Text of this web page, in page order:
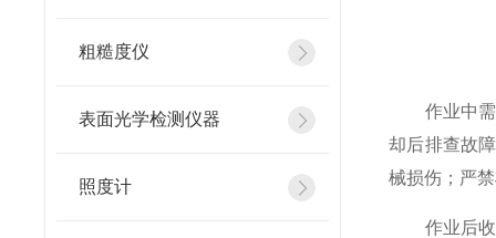
粗糙度仪
表面光学检测仪器
照度计
作业中需时
却后排查故
械损伤；严
作业后收尾